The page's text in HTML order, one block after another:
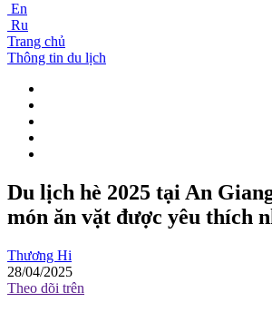
En
Ru
Trang chủ
Thông tin du lịch
Du lịch hè 2025 tại An
món ăn vặt được yêu thích
Thương Hi
28/04/2025
Theo dõi trên